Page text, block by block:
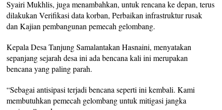
Syairi Mukhlis, juga menambahkan, untuk rencana ke depan, terus
dilakukan Verifikasi data korban, Perbaikan infrastruktur rusak
dan Kajian pembangunan pemecah gelombang.
Kepala Desa Tanjung Samalantakan Hasnaini, menyatakan
sepanjang sejarah desa ini ada bencana kali ini merupakan
bencana yang paling parah.
“Sebagai antisipasi terjadi bencana seperti ini kembali. Kami
membutuhkan pemecah gelombang untuk mitigasi jangka